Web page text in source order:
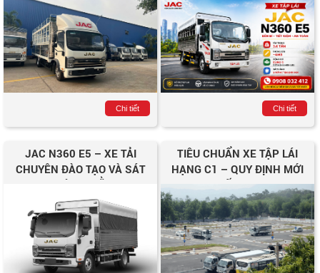
Chi tiết Chi tiết
JAC N360 E5 – XE TẢI
CHUYÊN ĐÀO TẠO VÀ SÁT
HẠCH LÁI XE BẰNG C1
TIÊU CHUẨN XE TẬP LÁI
HẠNG C1 – QUY ĐỊNH MỚI
NHẤT 2025